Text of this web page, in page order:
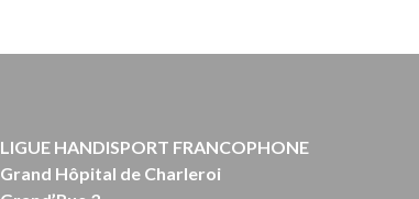
LIGUE HANDISPORT FRANCOPHONE
Grand Hôpital de Charleroi